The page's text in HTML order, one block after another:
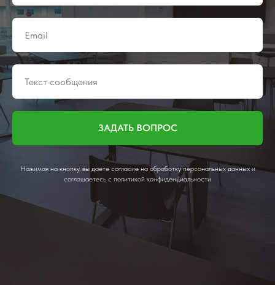
ЗАДАТЬ ВОПРОС
Нажимая на кнопку, вы даете согласие на обработку персональных данных и
соглашаетесь c политикой конфиденциальности